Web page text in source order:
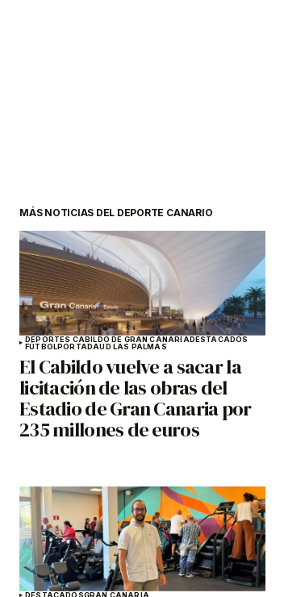
MÁS NOTICIAS DEL DEPORTE CANARIO
DEPORTES CABILDO DE GRAN CANARIADESTACADOS
FÚTBOLPORTADAUD LAS PALMAS
El Cabildo vuelve a sacar la
licitación de las obras del
Estadio de Gran Canaria por
235 millones de euros
DESTACADOSGRAN CANARIA